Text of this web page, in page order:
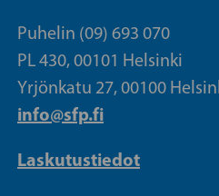
Puhelin (09) 693 070
PL 430, 00101 Helsinki
Yrjönkatu 27, 00100
info@sfp.fi
Laskutustiedot